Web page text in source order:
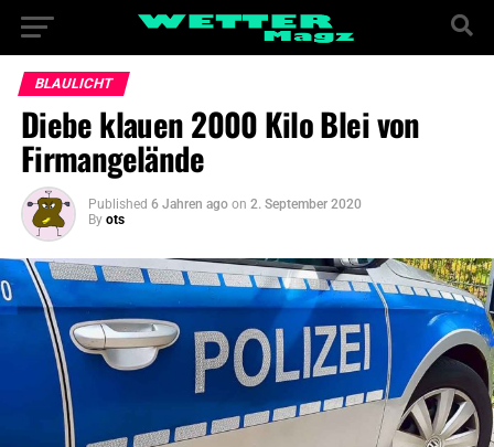
BLAULICHT
Diebe klauen 2000 Kilo Blei von
Firmangelände
Published 6 Jahren ago on 2. September 2020
By ots